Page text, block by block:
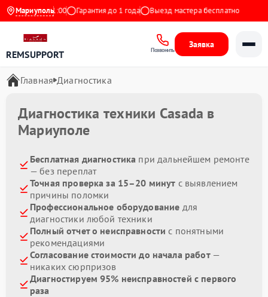
Мариуполь
с 9:00 до 21:00 Гарантия до 1 года Выезд мастера бесплатно
REMSUPPORT Позвонить
Заявка
Главная Диагностика
Диагностика техники Casada в
Мариуполе
Бесплатная диагностика при дальнейшем ремонте
— без переплат
Точная проверка за 15–20 минут с выявлением
причины поломки
Профессиональное оборудование для
диагностики любой техники
Полный отчет о неисправности с понятными
рекомендациями
Согласование стоимости до начала работ—
никаких сюрпризов
Диагностируем 95% неисправностей с первого
раза